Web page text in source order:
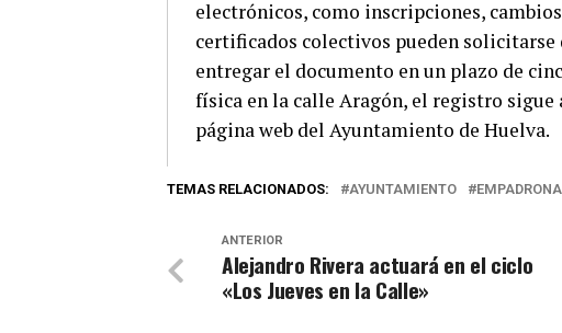
electrónicos, como inscripciones,
certificados colectivos pueden solicitarse
entregar el documento en un plazo de
física en la calle Aragón, el registro
página web del Ayuntamiento de Huelva.
TEMAS RELACIONADOS: AYUNTAMIENTO
ANTERIOR
Alejandro Rivera actuará en el ciclo
«Los Jueves en la Calle»